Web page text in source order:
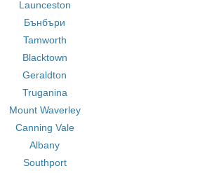
Launceston
Бънбъри
Tamworth
Blacktown
Geraldton
Truganina
Mount Waverley
Canning Vale
Albany
Southport